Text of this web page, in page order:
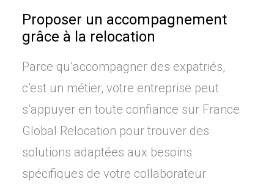
Proposer un accompagnement
grâce à la relocation
Parce qu’accompagner des expatriés,
c’est un métier, votre entreprise peut
s’appuyer en toute confiance sur France
Global Relocation pour trouver des
solutions adaptées aux besoins
spécifiques de votre collaborateur